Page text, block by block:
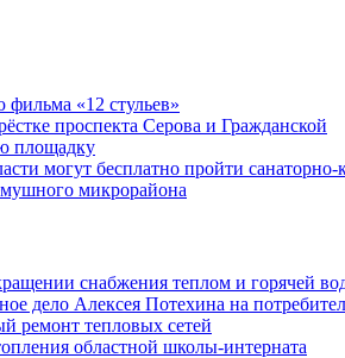
«12 стульев»
проспекта Серова и Гражданской
площадку
могут бесплатно пройти санаторно-
микрорайона
снабжения теплом и горячей
дело Алексея Потехина на
ремонт тепловых сетей
областной школы-интерната